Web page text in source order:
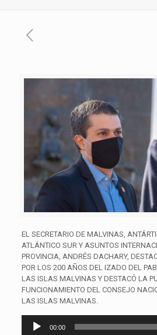
EL SECRETARIO DE MALVINAS,
ATLÁNTICO SUR Y ASUNTOS
PROVINCIA, ANDRÉS DACHARY,
POR LOS 200 AÑOS DEL IZADO DEL
LAS ISLAS MALVINAS Y DESTACÓ LA
FUNCIONAMIENTO DEL CONSEJO
LAS ISLAS MALVINAS.
Reproductor
00:00